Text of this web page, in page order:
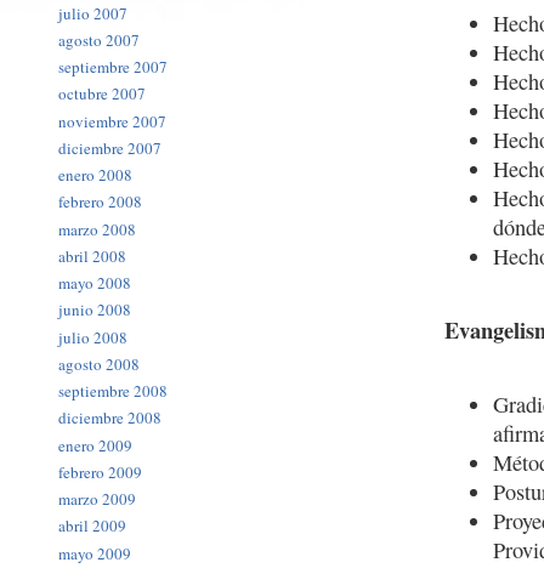
julio 2007
agosto 2007
septiembre 2007
octubre 2007
noviembre 2007
diciembre 2007
enero 2008
febrero 2008
marzo 2008
abril 2008
mayo 2008
junio 2008
julio 2008
agosto 2008
septiembre 2008
diciembre 2008
enero 2009
febrero 2009
marzo 2009
abril 2009
mayo 2009